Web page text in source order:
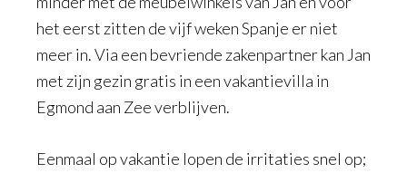
het eerst zitten de vijf weken Spanje er niet
meer in. Via een bevriende zakenpartner kan Jan
met zijn gezin gratis in een vakantievilla in
Egmond aan Zee verblijven.
Eenmaal op vakantie lopen de irritaties snel op;